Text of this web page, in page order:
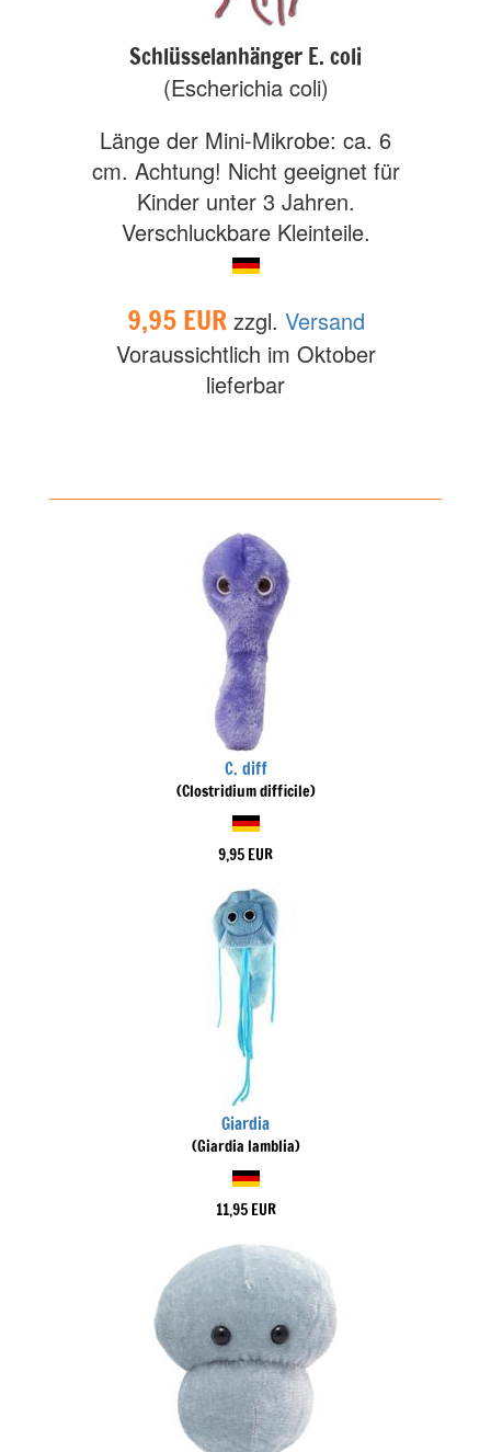
Schlüsselanhänger E. coli
(Escherichia coli)
Länge der Mini-Mikrobe: ca. 6
cm. Achtung! Nicht geeignet für
Kinder unter 3 Jahren.
Verschluckbare Kleinteile.
9,95 EUR zzgl. Versand
Voraussichtlich im Oktober
lieferbar
C. diff
(Clostridium difficile)
9,95 EUR
Giardia
(Giardia lamblia)
11,95 EUR